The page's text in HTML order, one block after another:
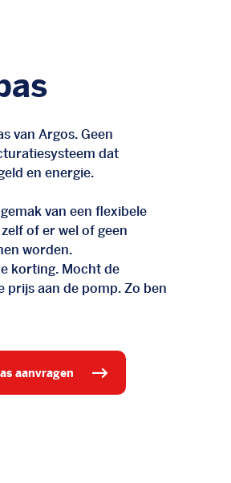
van Argos. Geen
dat
en energie.
van een flexibele
of er wel of geen
worden.
korting. Mocht de
aan de pomp. Zo ben
aanvragen